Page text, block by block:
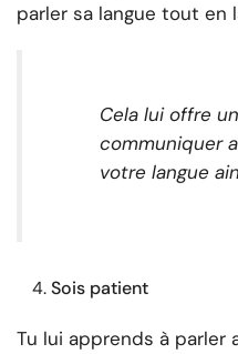
parler sa langue tout en
Cela lui offre
communiquer
votre langue
Sois patient
Tu lui apprends à parler